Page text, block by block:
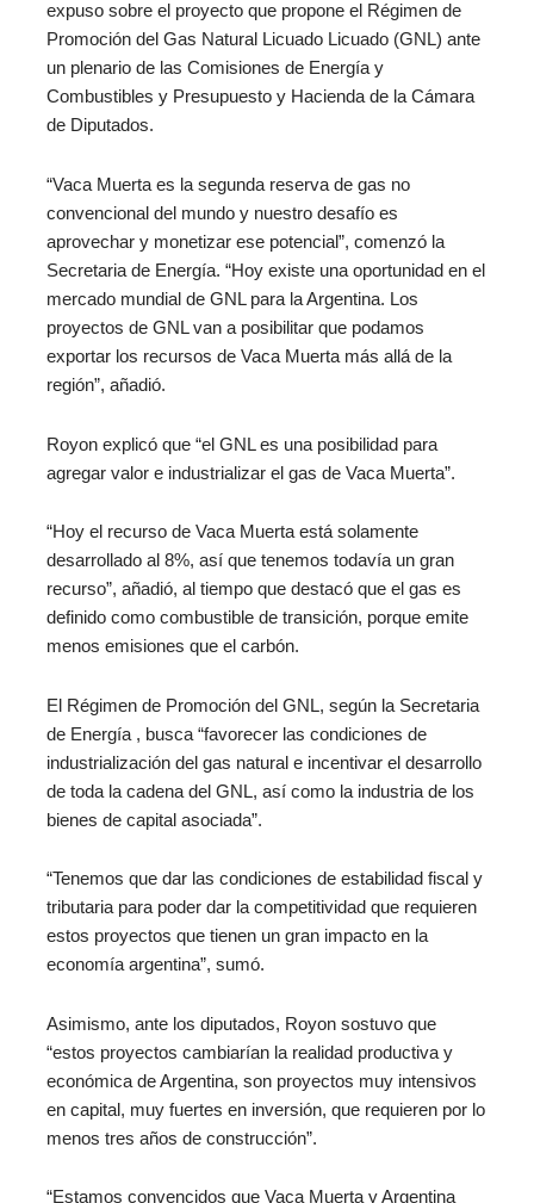
expuso sobre el proyecto que propone el Régimen de
Promoción del Gas Natural Licuado Licuado (GNL) ante
un plenario de las Comisiones de Energía y
Combustibles y Presupuesto y Hacienda de la Cámara
de Diputados.
“Vaca Muerta es la segunda reserva de gas no
convencional del mundo y nuestro desafío es
aprovechar y monetizar ese potencial”, comenzó la
Secretaria de Energía. “Hoy existe una oportunidad en el
mercado mundial de GNL para la Argentina. Los
proyectos de GNL van a posibilitar que podamos
exportar los recursos de Vaca Muerta más allá de la
región”, añadió.
Royon explicó que “el GNL es una posibilidad para
agregar valor e industrializar el gas de Vaca Muerta”.
“Hoy el recurso de Vaca Muerta está solamente
desarrollado al 8%, así que tenemos todavía un gran
recurso”, añadió, al tiempo que destacó que el gas es
definido como combustible de transición, porque emite
menos emisiones que el carbón.
El Régimen de Promoción del GNL, según la Secretaria
de Energía , busca “favorecer las condiciones de
industrialización del gas natural e incentivar el desarrollo
de toda la cadena del GNL, así como la industria de los
bienes de capital asociada”.
“Tenemos que dar las condiciones de estabilidad fiscal y
tributaria para poder dar la competitividad que requieren
estos proyectos que tienen un gran impacto en la
economía argentina”, sumó.
Asimismo, ante los diputados, Royon sostuvo que
“estos proyectos cambiarían la realidad productiva y
económica de Argentina, son proyectos muy intensivos
en capital, muy fuertes en inversión, que requieren por lo
menos tres años de construcción”.
“Estamos convencidos que Vaca Muerta y Argentina